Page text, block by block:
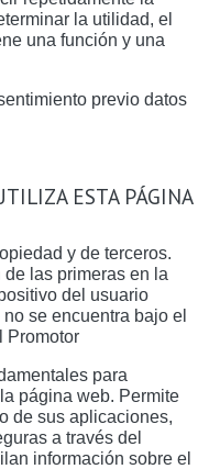
la utilidad, el
una función y una
previo datos
ESTA PÁGINA
y de terceros.
las primeras en la
del usuario
se encuentra bajo el
Promotor
para
página web. Permite
de sus aplicaciones,
a través del
información sobre el